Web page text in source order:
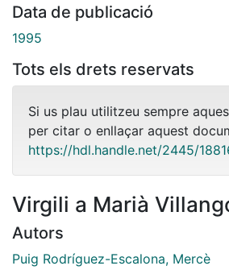
Data de publicació
1995
Tots els drets reservats
Si us plau utilitzeu sempre
per citar o enllaçar aquest
https://hdl.handle.net/2445/
Virgili a Marià
Autors
Puig Rodríguez-Escalona, Mercè